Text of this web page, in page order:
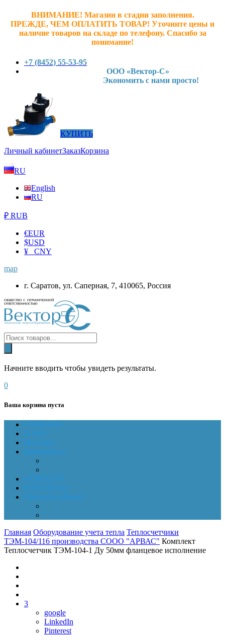
ВНИМАНИЕ! Магазин в стадии заполнения.
ПРЕЖДЕ, ЧЕМ ОПЛАТИТЬ ТОВАР! Уточните цены и
наличие товаров на складе по телефону. Спасибо за
понимание!
+7 (8452) 55-53-95
ООО «Вектор-С»
Экономить с нами просто!
КУПИТЬ
Личный кабинетЗаказКорзина
RU
English
RU
₽ RUB
€EUR
$USD
¥ CNY
map
г. Саратов, ул. Саперная, 7, 410065, Россия
Начните вводить чтобы увидеть результаты.
0
Ваша корзина пуста
ГЛАВНАЯ
О НАС
Магазин
Документы
НОВОСТИ
КОНТАКТЫ
Личный кабинет
Главная Оборудование учета тепла Теплосчетчики
ТЭМ-104/116 производства СООО "АРВАС" Комплект
Теплосчетчик ТЭМ-104-1 Ду 50мм фланцевое исполнение
3
google
LinkedIn
Pinterest